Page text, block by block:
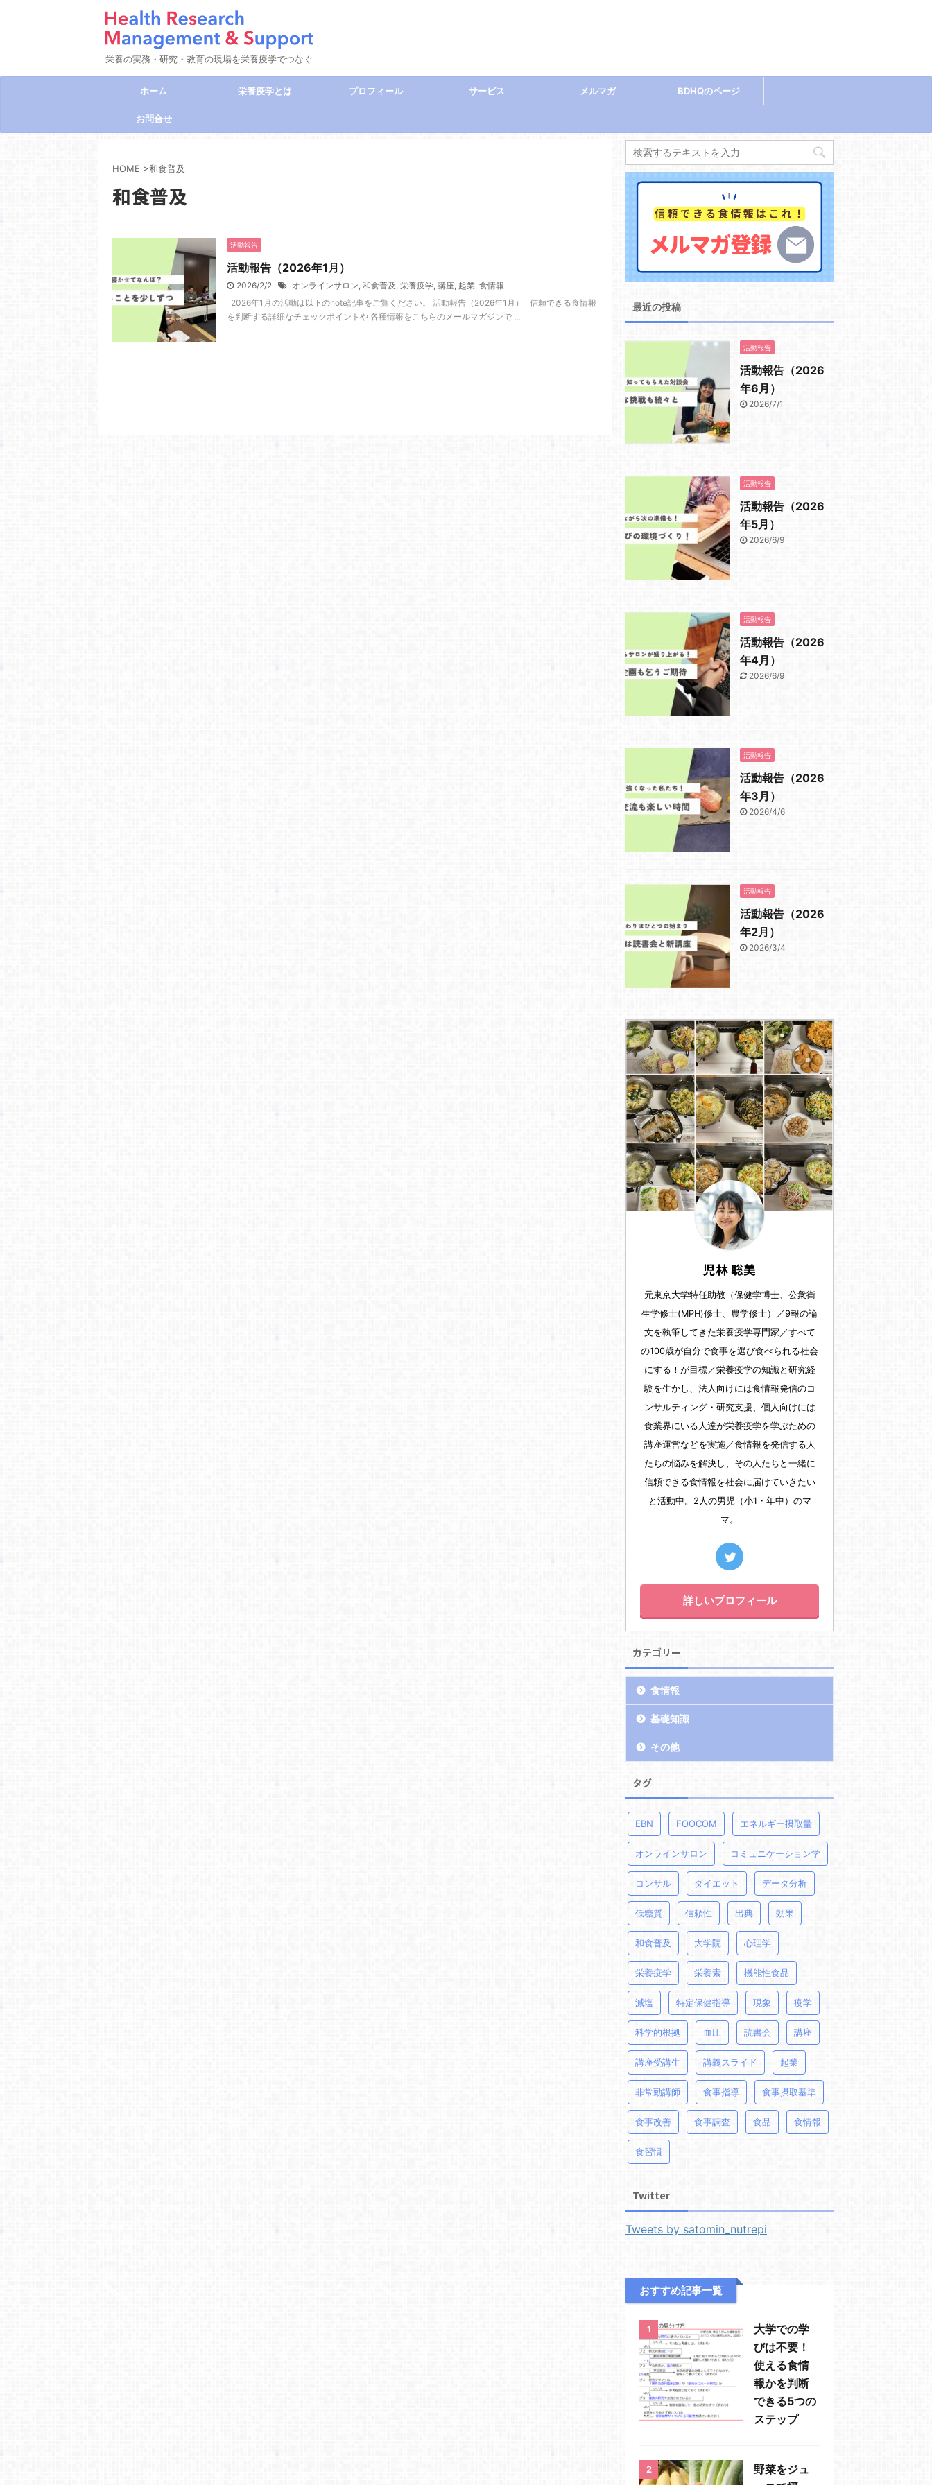
栄養の実務・研究・教育の現場を栄養疫学でつなぐ
ホーム 栄養疫学とは プロフィール サービス メルマガ BDHQのページ
お問合せ
HOME >和食普及
和食普及
活動報告
活動報告（2026年1月）
2026/2/2 オンラインサロン, 和食普及 , 栄養疫学, 講座, 起業, 食情報
2026年1月の活動は以下のnote記事をご覧ください。 活動報告（2026年1月） 信頼できる食情報
を判断する詳細なチェックポイントや 各種情報をこちらのメールマガジンで ...
最近の投稿
活動報告
活動報告（2026
年6月）
2026/7/1
活動報告
活動報告（2026
年5月）
2026/6/9
活動報告
活動報告（2026
年4月）
2026/6/9
活動報告
活動報告（2026
年3月）
2026/4/6
活動報告
活動報告（2026
年2月）
2026/3/4
児林 聡美
元東京大学特任助教（保健学博士、公衆衛
生学修士(MPH)修士、農学修士）／9報の論
文を執筆してきた栄養疫学専門家／すべて
の100歳が自分で食事を選び食べられる社会
にする！が目標／栄養疫学の知識と研究経
験を生かし、法人向けには食情報発信のコ
ンサルティング・研究支援、個人向けには
食業界にいる人達が栄養疫学を学ぶための
講座運営などを実施／食情報を発信する人
たちの悩みを解決し、その人たちと一緒に
信頼できる食情報を社会に届けていきたい
と活動中。2人の男児（小1・年中）のマ
マ。
詳しいプロフィール
カテゴリー
食情報
基礎知識
その他
タグ
EBN FOOCOM エネルギー摂取量
オンラインサロン コミュニケーション学
コンサル ダイエット データ分析
低糖質 信頼性 出典 効果
和食普及 大学院 心理学
栄養疫学 栄養素 機能性食品
減塩 特定保健指導 現象 疫学
科学的根拠 血圧 読書会 講座
講座受講生 講義スライド 起業
非常勤講師 食事指導 食事摂取基準
食事改善 食事調査 食品 食情報
食習慣
Twitter
Tweets by satomin_nutrepi
おすすめ記事一覧
1
大学での学
びは不要！
使える食情
報かを判断
できる5つの
ステップ
2
野菜をジュ